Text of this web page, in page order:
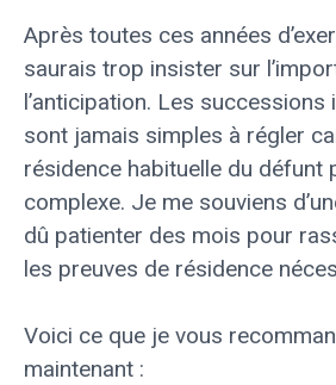
Après toutes ces années
saurais trop insister sur
l’anticipation. Les successions
sont jamais simples à régler
résidence habituelle du défunt
complexe. Je me souviens
dû patienter des mois pour
les preuves de résidence
Voici ce que je vous
maintenant :